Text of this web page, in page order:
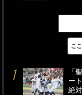
最
「
ー
絶
こ